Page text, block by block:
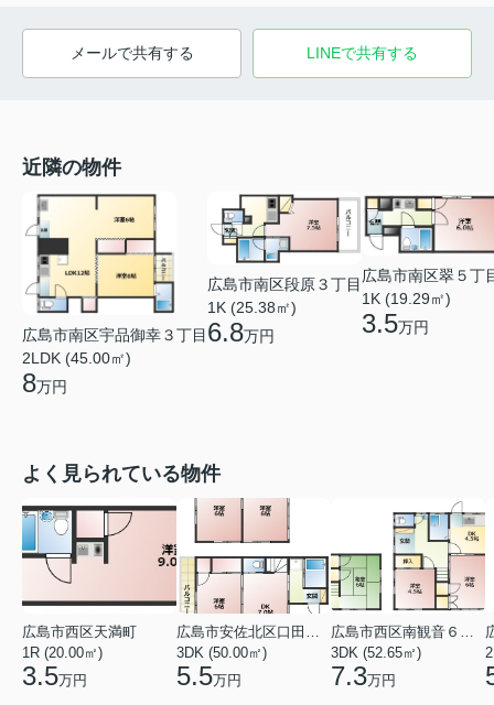
メールで共有する LINEで共有する
近隣の物件
広島市南区宇品御幸３丁目
2LDK (45.00㎡)
8万円
広島市南区段原３丁目
1K (25.38㎡)
6.8万円
広島市南区翠５丁
1K (19.29㎡)
3.5万円
よく見られている物件
広島市西区天満町
1R (20.00㎡)
3.5万円
3DK (50.00㎡)
5.5万円
3DK (52.65㎡)
7.3万円